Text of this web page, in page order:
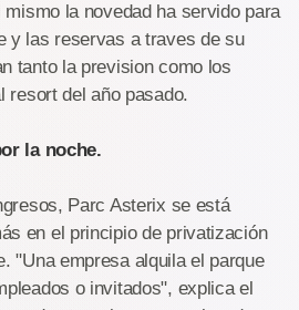
la novedad ha servido para
y las reservas a traves de su
tanto la prevision como los
resort del año pasado.
la noche.
Parc Asterix se está
en el principio de privatización
"Una empresa alquila el parque
o invitados", explica el